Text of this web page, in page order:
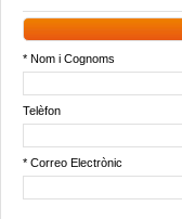
* Nom i Cognoms
Telèfon
* Correo Electrònic